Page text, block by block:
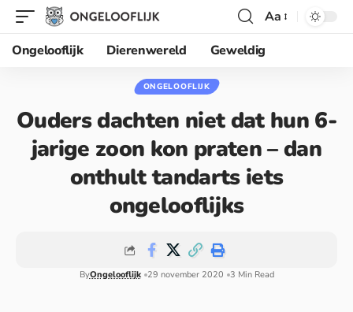
Aa
Ongelooflijk
Dierenwereld Geweldig
ONGELOOFLIJK
Ouders dachten niet dat hun 6-
jarige zoon kon praten – dan
onthult tandarts iets
ongelooflijks
ByOngelooflijk 29 november 2020 3 Min Read